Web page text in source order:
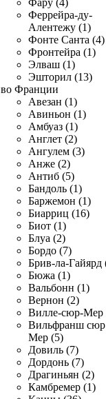
Фару (4)
Феррейра-ду-
Алентежу (1)
Фонте Санта (4)
Фронтейра (1)
Элваш (1)
Эшторил (13)
во Франции
Авезан (1)
Авиньон (1)
Амбуаз (1)
Англет (2)
Ангулем (3)
Анже (2)
Антиб (5)
Бандоль (1)
Баржемон (1)
Биарриц (16)
Биот (1)
Блуа (2)
Бордо (7)
Брив-ла-Гайярд
Бюжа (1)
Вальбонн (1)
Вернон (2)
Вилле-сюр-Мер
Вильфранш сюр
Мер (5)
Довиль (7)
Дордонь (7)
Драгиньян (2)
Камбремер (1)